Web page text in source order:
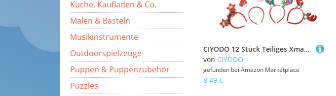
Küche, Kaufladen & Co.
Malen & Basteln
Musikinstrumente
Outdoorspielzeuge
Puppen & Puppenzubehör
Puzzles
CIYODO 12 Stück Teiliges Xmas Haarreif mit Weihnachtsmann Schneemann und Rentiergeweih Langlebige und Harzmaterialien Festliche Kopfbedeckung für Kinderkostüme Karneval Weihnachtsfeier
von CIYODO
gefunden bei Amazon Marketplace
8,49 €